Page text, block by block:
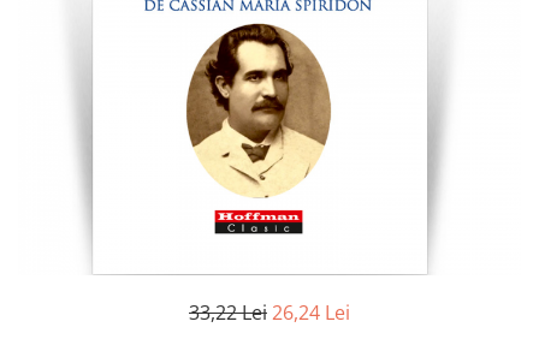
33,22 Lei26,24 Lei